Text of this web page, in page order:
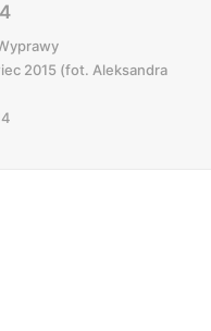
2015 (fot. Aleksandra